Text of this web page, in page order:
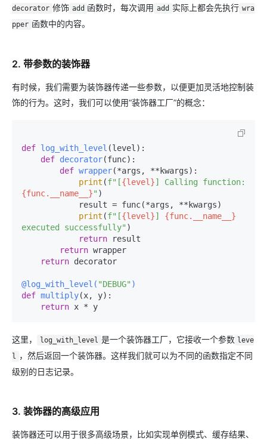
decorator 修饰 add 函数时，每次调用 add 实际上都会先执行 wra
pper 函数中的内容。
2. 带参数的装饰器
有时候，我们需要为装饰器传递一些参数，以便更加灵活地控制装
饰的行为。这时，我们可以使用“装饰器工厂”的概念：
def log_with_level (level ):
def decorator(func):
def wrapper(*args, **kwargs):
print (f"[{level}
{func.__name__}" )
print (f"[{level}] {func.__name__}
executed successfully" )
return result
return wrapper
return decorator
@log_with_level( "DEBUG" )
def multiply(x, y):
return
这里， log_with_level 是一个装饰器工厂，它接收一个参数 leve
l ，然后返回一个装饰器。这样我们就可以为不同的函数指定不同
级别的日志记录。
3. 装饰器的高级应用
装饰器还可以用于很多高级场景，比如实现单例模式、缓存结果、